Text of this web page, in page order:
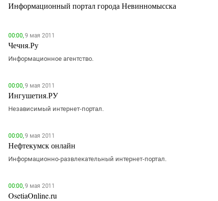
Информационный портал города Невинномысска
00:00,9 мая 2011
Чечня.Ру
Информационное агентство.
00:00,9 мая 2011
Ингушетия.РУ
Независимый интернет-портал.
00:00,9 мая 2011
Нефтекумск онлайн
Информационно-развлекательный интернет-портал.
00:00,9 мая 2011
OsetiaOnline.ru